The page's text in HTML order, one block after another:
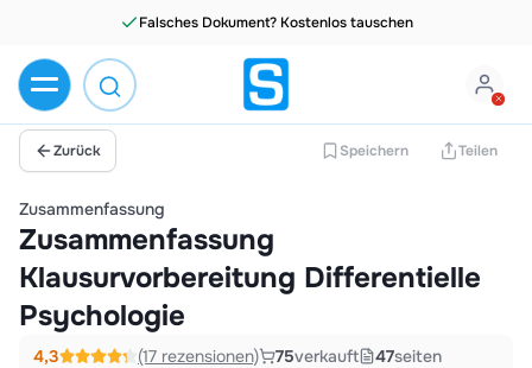
Falsches Dokument? Kostenlos tauschen
Zurück Speichern Teilen
Zusammenfassung
Zusammenfassung
Klausurvorbereitung Differentielle
Psychologie
4,3 (17 rezensionen) 75verkauft 47seiten